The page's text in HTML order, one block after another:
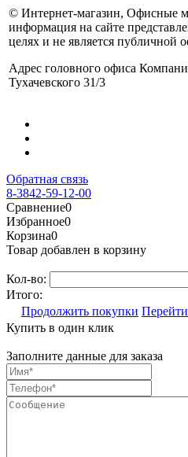
© Интернет-магазин, Офисные
информация на сайте
целях и не является публичной
Адрес головного офиса
Тухачевского 31/3
Обратная связь
8-3842-59-12-00
Сравнение0
Избранное0
Корзина0
Товар добавлен в корзину
Кол-во:
Итого:
Продолжить покупки
Купить в один клик
Заполните данные для заказа